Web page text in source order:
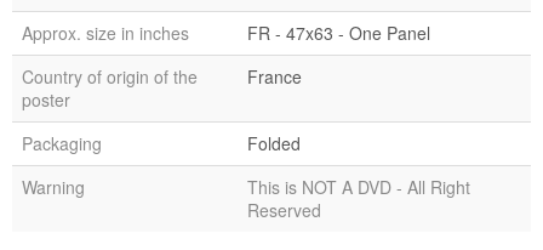
Approx. size in inches
FR - 47x63 - One Panel
Country of origin of the
poster
France
Packaging
Folded
Warning
This is NOT A DVD - All Right
Reserved